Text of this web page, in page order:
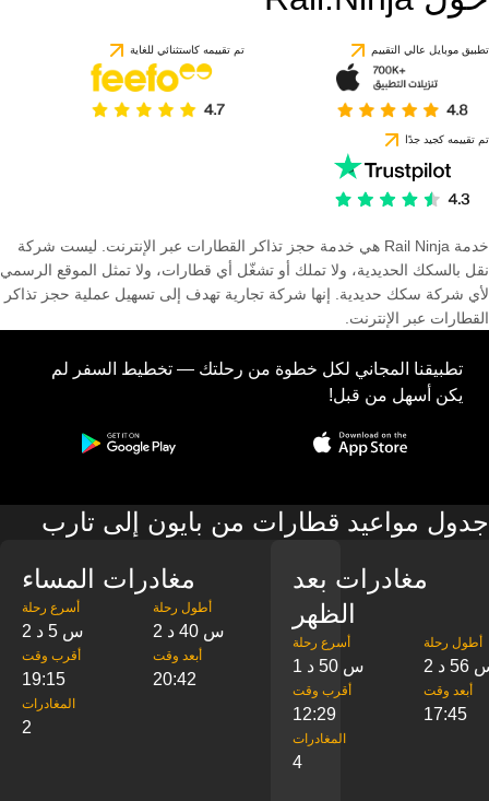
تطبيق موبايل عالي التقييم تم تقييمه كاستثنائي للغاية
تم تقييمه كجيد جدًا
خدمة Rail Ninja هي خدمة حجز تذاكر القطارات عبر الإنترنت. ليست شركة
نقل بالسكك الحديدية، ولا تملك أو تشغّل أي قطارات، ولا تمثل الموقع الرسمي
لأي شركة سكك حديدية. إنها شركة تجارية تهدف إلى تسهيل عملية حجز تذاكر
القطارات عبر الإنترنت.
تطبيقنا المجاني لكل خطوة من رحلتك — تخطيط السفر لم
يكن أسهل من قبل!
جدول مواعيد قطارات من بايون إلى تارب
مغادرات المساء
‎أسرع رحلة
2 س 5 د
‎أطول رحلة
2 س 40 د
‎أقرب وقت
19:15
‎أبعد وقت
20:42
‎المغادرات
2
مغادرات بعد
الظهر
‎أسرع رحلة
1 س 50 د
‎أطول رحلة
56 د
‎أقرب وقت
12:29
‎أبعد وقت
17:45
‎المغادرات
4